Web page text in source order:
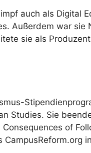
auch als Digital
Außerdem war sie
sie als
Studies. Sie
of